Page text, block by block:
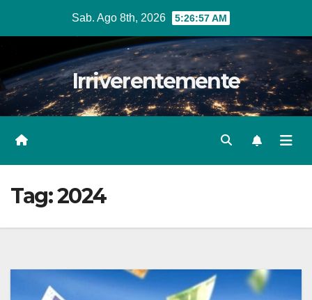
Sab. Ago 8th, 2026 5:26:58 AM
Irriverentemente
Tag:2024